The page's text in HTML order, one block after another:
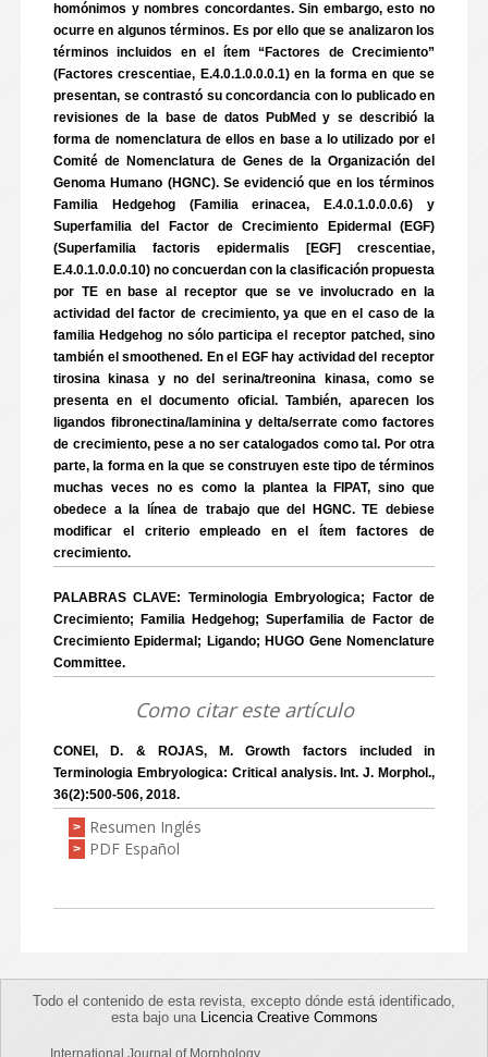
homónimos y nombres concordantes. Sin embargo, esto no
ocurre en algunos términos. Es por ello que se analizaron los
términos incluidos en el ítem “Factores de Crecimiento”
(Factores crescentiae, E.4.0.1.0.0.0.1) en la forma en que se
presentan, se contrastó su concordancia con lo publicado en
revisiones de la base de datos PubMed y se describió la
forma de nomenclatura de ellos en base a lo utilizado por el
Comité de Nomenclatura de Genes de la Organización del
Genoma Humano (HGNC). Se evidenció que en los términos
Familia Hedgehog (Familia erinacea, E.4.0.1.0.0.0.6) y
Superfamilia del Factor de Crecimiento Epidermal (EGF)
(Superfamilia factoris epidermalis [EGF] crescentiae,
E.4.0.1.0.0.0.10) no concuerdan con la clasificación propuesta
por TE en base al receptor que se ve involucrado en la
actividad del factor de crecimiento, ya que en el caso de la
familia Hedgehog no sólo participa el receptor patched, sino
también el smoothened. En el EGF hay actividad del receptor
tirosina kinasa y no del serina/treonina kinasa, como se
presenta en el documento oficial. También, aparecen los
ligandos fibronectina/laminina y delta/serrate como factores
de crecimiento, pese a no ser catalogados como tal. Por otra
parte, la forma en la que se construyen este tipo de términos
muchas veces no es como la plantea la FIPAT, sino que
obedece a la línea de trabajo que del HGNC. TE debiese
modificar el criterio empleado en el ítem factores de
crecimiento.
PALABRAS CLAVE: Terminologia Embryologica; Factor de
Crecimiento; Familia Hedgehog; Superfamilia de Factor de
Crecimiento Epidermal; Ligando; HUGO Gene Nomenclature
Committee.
Como citar este artículo
CONEI, D. & ROJAS, M. Growth factors included in
Terminologia Embryologica: Critical analysis. Int. J. Morphol.,
36(2):500-506, 2018.
> Resumen Inglés
> PDF Español
Todo el contenido de esta revista, excepto dónde está identificado,
esta bajo una Licencia Creative Commons
International Journal of Morphology